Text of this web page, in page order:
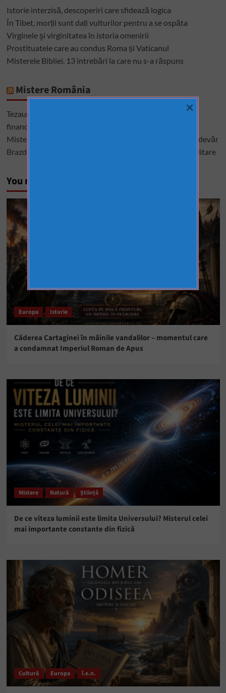
Istorie interzisă, descoperiri care sfidează logica
În Tibet, morții sunt dați vulturilor pentru a se ospăta
Virginele şi virginitatea în istoria omenirii
Prostituatele care au condus Roma și Vaticanul
Misterele Bibliei. 13 întrebări la care nu s-a răspuns
Mistere România
Tezaurul României de la Moscova – cel mai mare mister
financiar din istoria României
Misterele lui Ștefan cel Mare – între istorie, legendă și adevăr
Brazda lui Novac, una dintre cele mai mari construcții militare
You may have missed
Europa Istorie
Căderea Cartaginei în mâinile vandalilor – momentul care
a condamnat Imperiul Roman de Apus
Mistere Natură Știință
De ce viteza luminii este limita Universului? Misterul celei
mai importante constante din fizică
Cultură Europa î.e.n.
×